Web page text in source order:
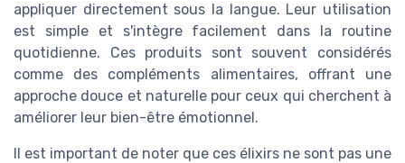
appliquer directement sous la langue. Leur utilisation
est simple et s'intègre facilement dans la routine
quotidienne. Ces produits sont souvent considérés
comme des compléments alimentaires, offrant une
approche douce et naturelle pour ceux qui cherchent à
améliorer leur bien-être émotionnel.
Il est important de noter que ces élixirs ne sont pas une